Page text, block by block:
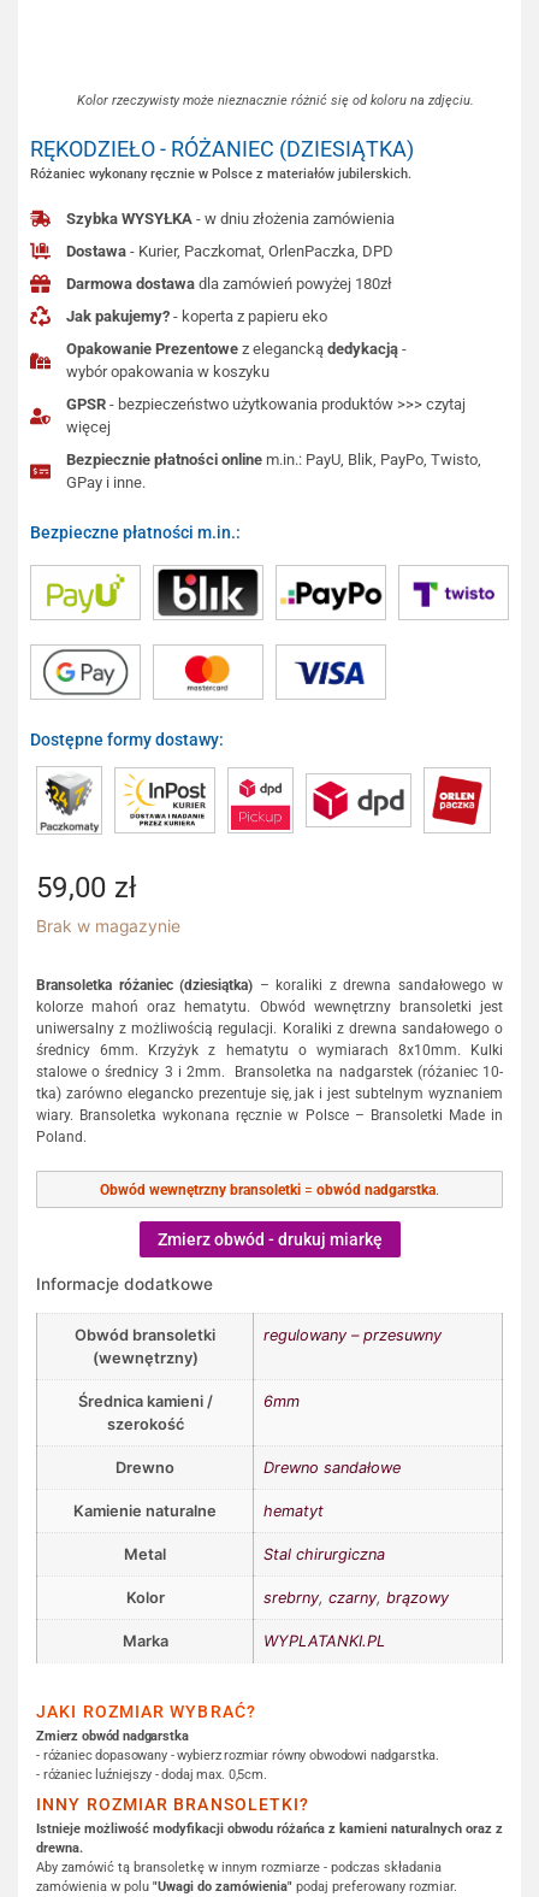
Kolor rzeczywisty może nieznacznie różnić się od koloru na zdjęciu.
RĘKODZIEŁO - RÓŻANIEC (DZIESIĄTKA)
Różaniec wykonany ręcznie w Polsce z materiałów jubilerskich.
Szybka WYSYŁKA - w dniu złożenia zamówienia
Dostawa - Kurier, Paczkomat, OrlenPaczka, DPD
Darmowa dostawa dla zamówień powyżej 180zł
Jak pakujemy? - koperta z papieru eko
Opakowanie Prezentowe z eleganckądedykacją -
wybór opakowania w koszyku
GPSR - bezpieczeństwo użytkowania produktów >>> czytaj
więcej
Bezpiecznie płatności online m.in.: PayU, Blik, PayPo, Twisto,
GPay i inne.
Bezpieczne płatności m.in.:
Dostępne formy dostawy:
59,00 zł
Brak w magazynie
Bransoletka różaniec (dziesiątka) – koraliki z drewna sandałowego w
kolorze mahoń oraz hematytu. Obwód wewnętrzny bransoletki jest
uniwersalny z możliwością regulacji. Koraliki z drewna sandałowego o
średnicy 6mm. Krzyżyk z hematytu o wymiarach 8x10mm. Kulki
stalowe o średnicy 3 i 2mm. Bransoletka na nadgarstek (różaniec 10-
tka) zarówno elegancko prezentuje się, jak i jest subtelnym wyznaniem
wiary. Bransoletka wykonana ręcznie w Polsce – Bransoletki Made in
Poland.
Obwód wewnętrzny bransoletki = obwód nadgarstka.
Zmierz obwód - drukuj miarkę
Informacje dodatkowe
Obwód bransoletki
(wewnętrzny)
regulowany – przesuwny
Średnica kamieni /
szerokość
6mm
Drewno Drewno sandałowe
Kamienie naturalne hematyt
Metal Stal chirurgiczna
Kolor srebrny, czarny, brązowy
Marka WYPLATANKI.PL
JAKI ROZMIAR WYBRAĆ?
Zmierz obwód nadgarstka
- różaniec dopasowany - wybierz rozmiar równy obwodowi nadgarstka.
- różaniec luźniejszy - dodaj max. 0,5cm.
INNY ROZMIAR BRANSOLETKI?
Istnieje możliwość modyfikacji obwodu różańca z kamieni naturalnych oraz z
drewna.
Aby zamówić tą bransoletkę w innym rozmiarze - podczas składania
zamówienia w polu "Uwagi do zamówienia" podaj preferowany rozmiar.